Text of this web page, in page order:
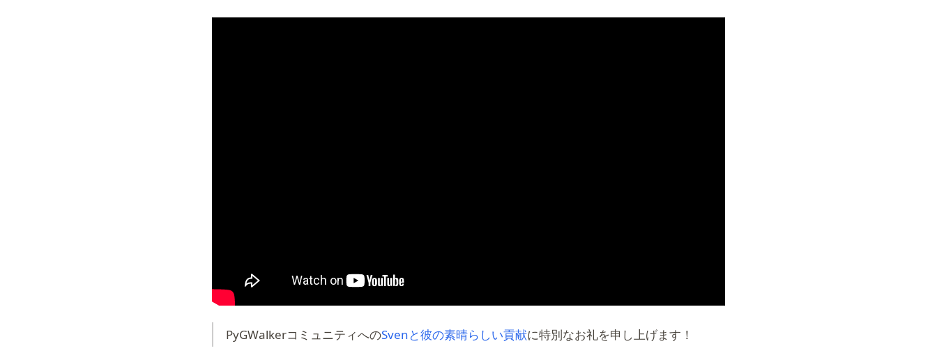
PyGWalkerコミュニティへのSvenと彼の素晴らしい貢献(opens in a new tab)
に特別なお礼を申し上げます！